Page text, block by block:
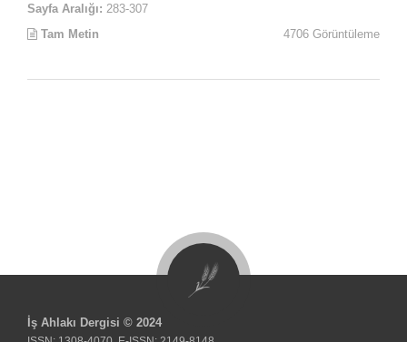
Sayfa Aralığı: 283-307
Tam Metin
4706 Görüntüleme
İş Ahlakı Dergisi © 2024